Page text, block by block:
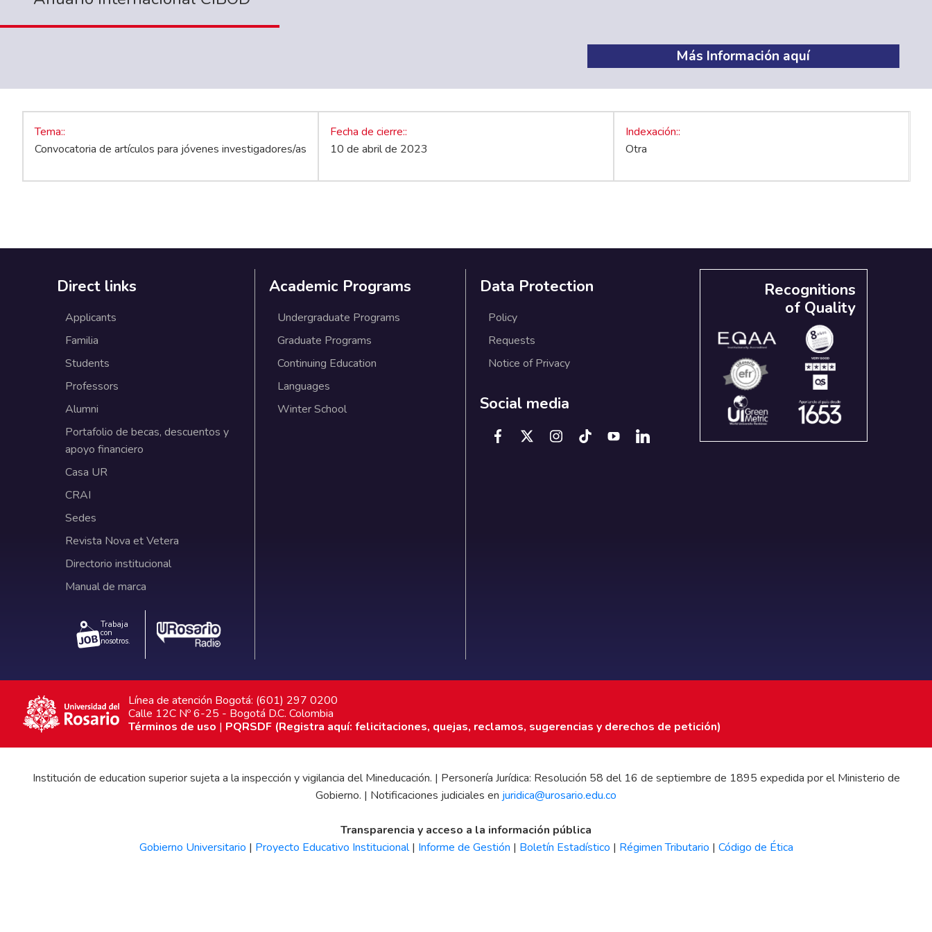
Más Información aquí
Tema:
Convocatoria de artículos para jóvenes investigadores/as
Fecha de cierre:
10 de abril de 2023
Indexación:
Otra
Direct links
Applicants
Familia
Students
Professors
Alumni
Portafolio de becas, descuentos y
apoyo financiero
Casa UR
CRAI
Sedes
Revista Nova et Vetera
Directorio institucional
Manual de marca
Trabaja
con
nosotros.
Academic Programs
Undergraduate Programs
Graduate Programs
Continuing Education
Languages
Winter School
Data Protection
Policy
Requests
Notice of Privacy
Social media
Recognitions
of Quality
Línea de atención Bogotá: (601) 297 0200
Calle 12C Nº 6-25 - Bogotá D.C. Colombia
Términos de uso | PQRSDF (Registra aquí: felicitaciones, quejas, reclamos, sugerencias y derechos de petición)
Institución de education superior sujeta a la inspección y vigilancia del Mineducación. | Personería Jurídica: Resolución 58 del 16 de septiembre de 1895 expedida por el Ministerio de
Gobierno. | Notificaciones judiciales en juridica@urosario.edu.co
Transparencia y acceso a la información pública
Gobierno Universitario | Proyecto Educativo Institucional| Informe de Gestión | Boletín Estadístico | Régimen Tributario | Código de Ética